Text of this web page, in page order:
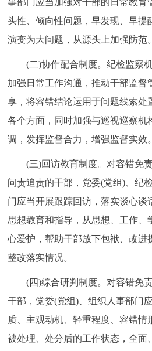
事部门应当加强对干部的日常教育
头性、倾向性问题，早发现、早提
演变为大问题，从源头上加强防范。
(二)协作配合制度。纪检监察机
加强日常工作沟通，推动干部监督
享，将容错结论运用于问题线索处
各个方面，同时加强与巡视巡察机
调，发挥监督合力，增强监督实效。
(三)回访教育制度。对容错免责
问责追责的干部，党委(党组)、纪
门应当开展跟踪回访，落实谈心谈
思想教育和指导，从思想、工作、
心爱护，帮助干部放下包袱、改进
整改落实情况。
(四)综合研判制度。对容错免责
干部，党委(党组)、组织人事部门
质、主观动机、轻重程度、容错情
被处理、处分后的工作状态，全面